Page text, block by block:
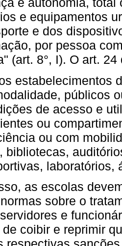
e equipamentos
e dos
por pessoa
(art. 8°, I). O art.
estabelecimentos
públicos
de acesso e
ou
ou com
bibliotecas,
laboratórios,
as escolas
sobre o
e
coibir e reprimir